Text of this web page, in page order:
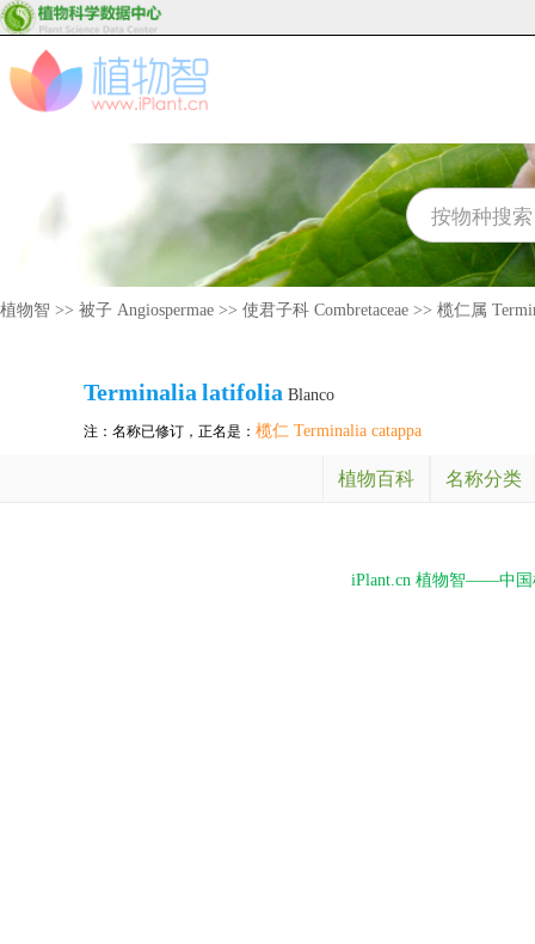
植物智 >> 被子 Angiospermae >> 使君子科 Combretaceae >> 榄仁属
Terminalia latifolia Blanco
注：名称已修订，正名是： 榄仁 Terminalia catappa
植物百科 名称分类
iPlant.cn 植物智——中国